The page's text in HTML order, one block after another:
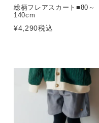
総柄フレアスカート■80～
140cm
¥4,290税込